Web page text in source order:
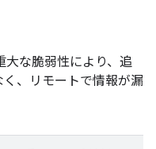
大な脆弱性により、追
、リモートで情報が漏